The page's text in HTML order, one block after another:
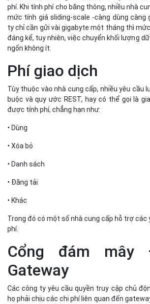
phí. Khi tính phí cho băng thông, nhiều nhà
mức tính giá sliding-scale -càng dùng càng
ty chỉ cần gửi vài gigabyte một tháng thì
đáng kể, tuy nhiên, việc chuyển khối lượng
ngốn không ít.
Phí giao dịch
Tùy thuộc vào nhà cung cấp, nhiều yêu cầu
buộc và quy ước REST, hay có thể gọi là
được tính phí, chẳng hạn như:
• Dùng
• Xóa bỏ
• Danh sách
• Đăng tải
• Khác
Trong đó có một số nhà cung cấp hỗ trợ các
phí.
Cổng đám mây
Gateway
Các công ty yêu cầu quyền truy cập chủ
họ phải chịu các chi phí liên quan đến